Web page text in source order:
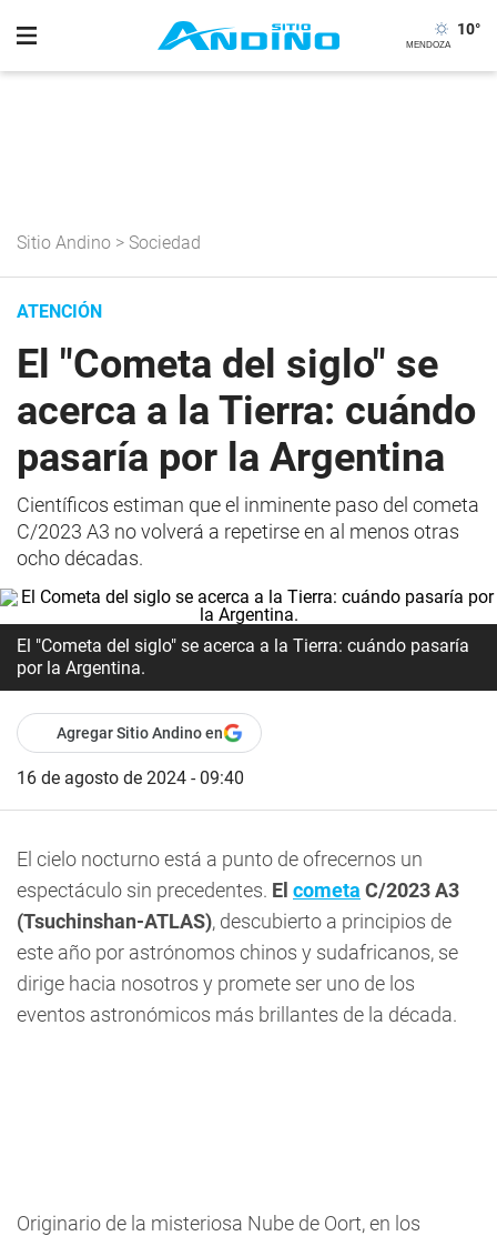
10°
Sitio Andino > Sociedad
ATENCIÓN
El "Cometa del siglo" se
acerca a la Tierra: cuándo
pasaría por la Argentina
Científicos estiman que el inminente paso del cometa
C/2023 A3 no volverá a repetirse en al menos otras
ocho décadas.
El "Cometa del siglo" se acerca a la Tierra: cuándo pasaría
por la Argentina.
Agregar Sitio Andino en
16 de agosto de 2024 - 09:40
El cielo nocturno está a punto de ofrecernos un
espectáculo sin precedentes. El cometa C/2023 A3
(Tsuchinshan-ATLAS), descubierto a principios de
este año por astrónomos chinos y sudafricanos, se
dirige hacia nosotros y promete ser uno de los
eventos astronómicos más brillantes de la década.
Originario de la misteriosa Nube de Oort, en los